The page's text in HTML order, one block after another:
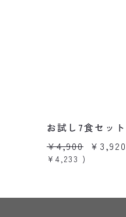
お試し7食セット
¥4,900 ¥3,920
¥4,233 )